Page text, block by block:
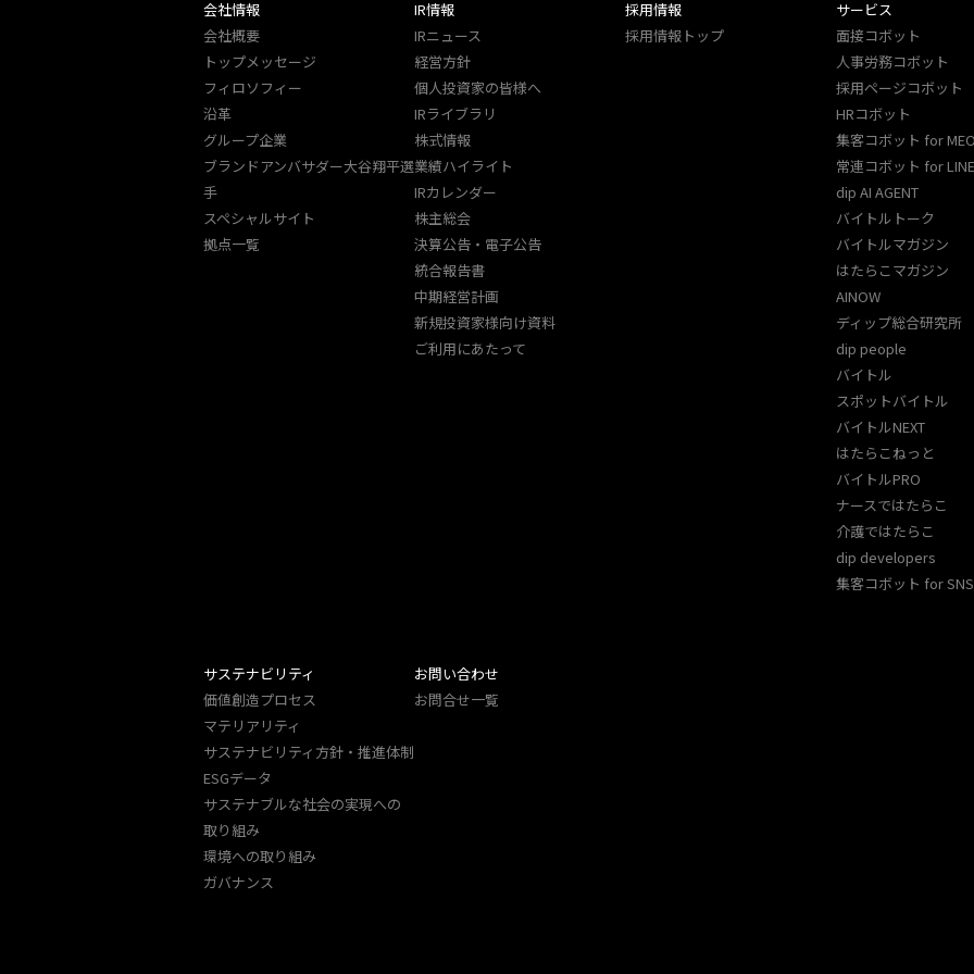
会社情報
会社概要
トップメッセージ
フィロソフィー
沿革
グループ企業
ブランドアンバサダー大谷翔平選
手
スペシャルサイト
拠点一覧
IR情報
IRニュース
経営方針
個人投資家の皆様へ
IRライブラリ
株式情報
業績ハイライト
IRカレンダー
株主総会
決算公告・電子公告
統合報告書
中期経営計画
新規投資家様向け資料
ご利用にあたって
採用情報
採用情報トップ
サービス
面接コボット
人事労務コボット​
採用ページコボット​
HRコボット
集客コボット for MEO
常連コボット for LINE​
dip AI AGENT
バイトルトーク
バイトルマガジン
はたらこマガジン
AINOW
ディップ総合研究所
dip people
バイトル
スポットバイトル
バイトルNEXT
はたらこねっと
バイトルPRO
ナースではたらこ
介護ではたらこ
dip developers
集客コボット for
サステナビリティ
価値創造プロセス
マテリアリティ
サステナビリティ方針・推進体制
ESGデータ
サステナブルな社会の実現への
取り組み
環境への取り組み
ガバナンス
お問い合わせ
お問合せ一覧